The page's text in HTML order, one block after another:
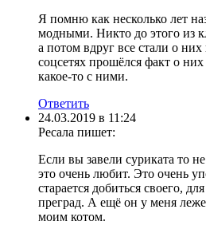
Я помню как несколько лет
модными. Никто до этого из
а потом вдруг все стали о
соцсетях прошёлся факт о
какое-то с ними.
Ответить
24.03.2019 в 11:24
Ресала пишет:
Если вы завели сурикатa то
это очень любит. Это очень
старается добиться своего,
преград. А ещё он у меня
моим котом.